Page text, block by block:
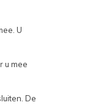
U
u mee
De